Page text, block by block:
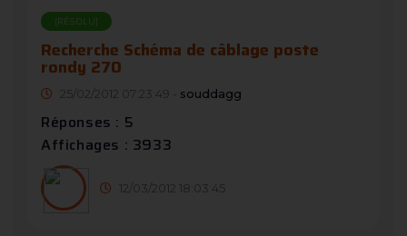
[RÉSOLU]
Recherche Schéma de câblage poste
rondy 270
25/02/2012 07:23:49 - souddagg
Réponses : 5
Affichages : 3933
12/03/2012 18:03:45